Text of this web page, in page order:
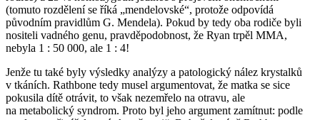
(tomuto rozdělení se říká „mendelovské“, protože odpovídá
původním pravidlům G. Mendela). Pokud by tedy oba rodiče byli
nositeli vadného genu, pravděpodobnost, že Ryan trpěl MMA,
nebyla 1 : 50 000, ale 1 : 4!
Jenže tu také byly výsledky analýzy a patologický nález krystalků
v tkáních. Rathbone tedy musel argumentovat, že matka se sice
pokusila dítě otrávit, to však nezemřelo na otravu, ale
na metabolický syndrom. Proto byl jeho argument zamítnut: podle